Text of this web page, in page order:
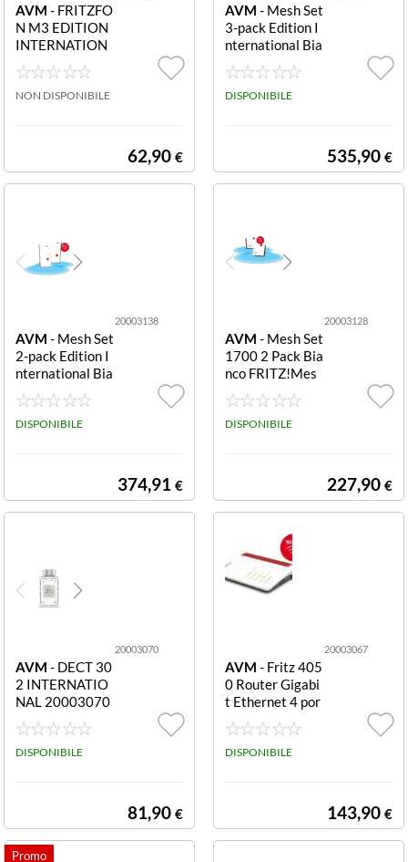
AVM - FRITZFO
N M3 EDITION
INTERNATION
AL
NON DISPONIBILE
62,90 €
AVM - Mesh Set
3-pack Edition I
nternational Bia
nco
DISPONIBILE
535,90 €
20003138
AVM - Mesh Set
2-pack Edition I
nternational Bia
nco
DISPONIBILE
374,91 €
20003128
AVM - Mesh Set
1700 2 Pack Bia
nco FRITZ!Mes
h Wi-Fi Set 170
0 2-Pack Grazie
alla tecnologia
te a disposi zion
veloce e ad alte
prestazioni. Dop
o la config
DISPONIBILE
227,90 €
20003070
AVM - DECT 30
2 INTERNATIO
NAL 20003070
FRITZ!DECT 30
2 INTERNATIO
NAL
DISPONIBILE
81,90 €
20003067
AVM - Fritz 405
0 Router Gigabi
t Ethernet 4 por
te Lan FRITZ R
OUTER BOX 40
50 INTERNATI
DISPONIBILE
143,90 €